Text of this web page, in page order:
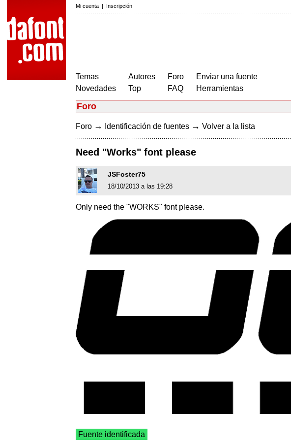
Mi cuenta | Inscripción
Temas
Novedades
Autores
Top
Foro
FAQ
Enviar una fuente
Herramientas
Foro
Foro → Identificación de fuentes → Volver a la lista
Need "Works" font please
JSFoster75
18/10/2013 a las 19:28
Only need the "WORKS" font please.
Fuente identificada